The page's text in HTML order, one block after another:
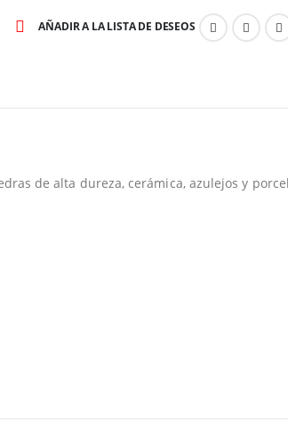
AÑADIR A LA LISTA DE DESEOS
de alta dureza, cerámica, azulejos y